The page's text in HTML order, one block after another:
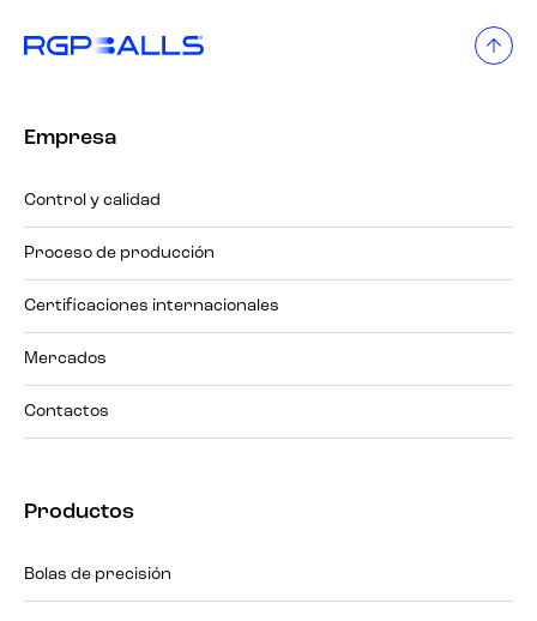
Empresa
Control y calidad
Proceso de producción
Certificaciones internacionales
Mercados
Contactos
Productos
Bolas de precisión